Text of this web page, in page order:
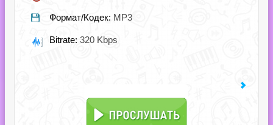
Формат/Кодек: MP3
Bitrate: 320 Kbps